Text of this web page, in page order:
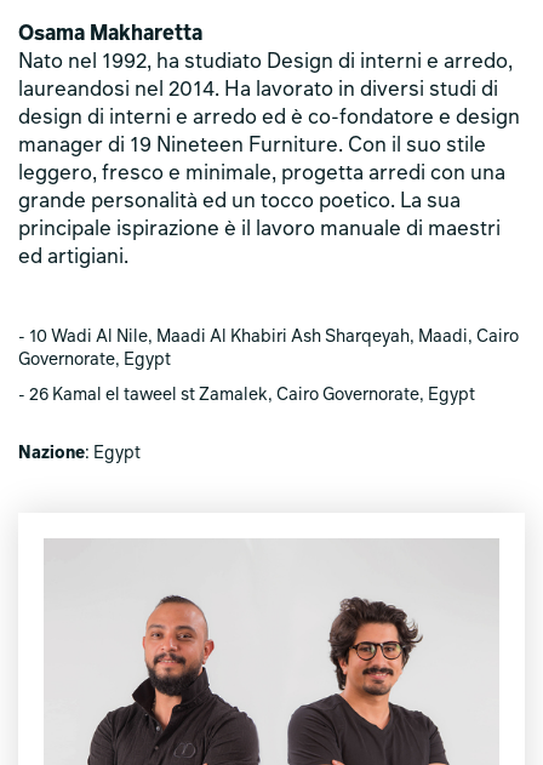
Osama Makharetta
Nato nel 1992, ha studiato Design di interni e arredo,
laureandosi nel 2014. Ha lavorato in diversi studi di
design di interni e arredo ed è co-fondatore e design
manager di 19 Nineteen Furniture. Con il suo stile
leggero, fresco e minimale, progetta arredi con una
grande personalità ed un tocco poetico. La sua
principale ispirazione è il lavoro manuale di maestri
ed artigiani.
- 10 Wadi Al Nile, Maadi Al Khabiri Ash Sharqeyah, Maadi, Cairo
Governorate, Egypt
- 26 Kamal el taweel st Zamalek, Cairo Governorate, Egypt
Nazione: Egypt